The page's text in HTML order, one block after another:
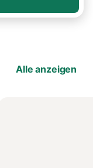
Alle anzeigen